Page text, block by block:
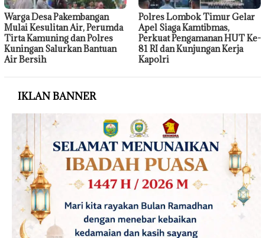
Warga Desa Pakembangan
Mulai Kesulitan Air, Perumda
Tirta Kamuning dan Polres
Kuningan Salurkan Bantuan
Air Bersih
Polres Lombok Timur Gelar
Apel Siaga Kamtibmas,
Perkuat Pengamanan HUT Ke-
81 RI dan Kunjungan Kerja
Kapolri
IKLAN BANNER